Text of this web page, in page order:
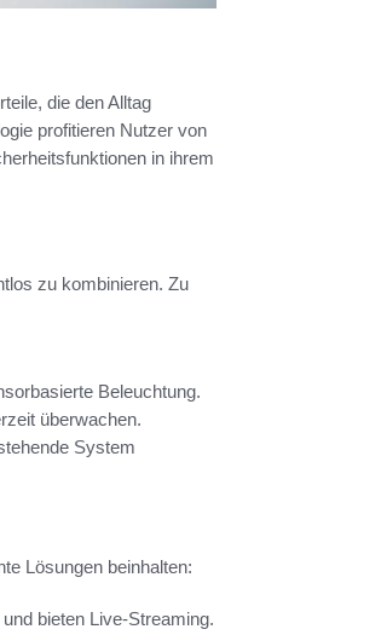
die den Alltag
profitieren Nutzer von
in ihrem
zu kombinieren. Zu
Beleuchtung.
überwachen.
System
Lösungen beinhalten:
bieten Live-Streaming.